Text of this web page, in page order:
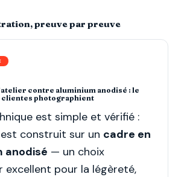
preuve par preuve
contre aluminium anodisé : le
clientes photographient
est simple et vérifié :
est construit sur un cadre en
anodisé — un choix
excellent pour la légèreté,